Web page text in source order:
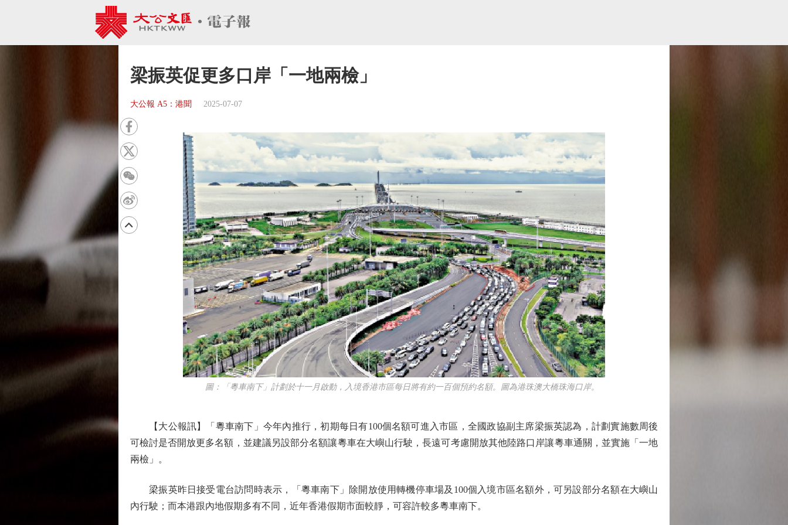
梁振英促更多口岸「一地兩檢」
大公報 A5：港聞 2025-07-07
圖：「粵車南下」計劃於十一月啟動，入境香港市區每日將有約一百個預約名額。圖為港珠澳大橋珠海口岸。
【大公報訊】「粵車南下」今年內推行，初期每日有100個名額可進入市區，全國政協副主席梁振英認為，計劃實施數周後
可檢討是否開放更多名額，並建議另設部分名額讓粵車在大嶼山行駛，長遠可考慮開放其他陸路口岸讓粵車通關，並實施「一地
兩檢」。
梁振英昨日接受電台訪問時表示，「粵車南下」除開放使用轉機停車場及100個入境市區名額外，可另設部分名額在大嶼山
內行駛；而本港跟內地假期多有不同，近年香港假期市面較靜，可容許較多粵車南下。